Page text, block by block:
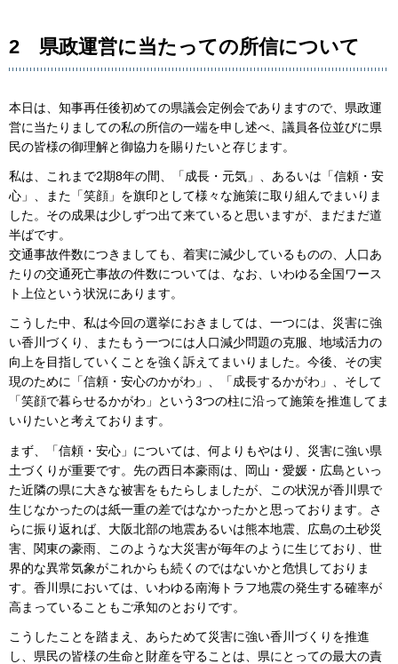
2 県政運営に当たっての所信について
本日は、知事再任後初めての県議会定例会でありますので、県政運
営に当たりましての私の所信の一端を申し述べ、議員各位並びに県
民の皆様の御理解と御協力を賜りたいと存じます。
私は、これまで2期8年の間、「成長・元気」、あるいは「信頼・安
心」、また「笑顔」を旗印として様々な施策に取り組んでまいりま
した。その成果は少しずつ出て来ていると思いますが、まだまだ道
半ばです。
交通事故件数につきましても、着実に減少しているものの、人口あ
たりの交通死亡事故の件数については、なお、いわゆる全国ワース
ト上位という状況にあります。
こうした中、私は今回の選挙におきましては、一つには、災害に強
い香川づくり、またもう一つには人口減少問題の克服、地域活力の
向上を目指していくことを強く訴えてまいりました。今後、その実
現のために「信頼・安心のかがわ」、「成長するかがわ」、そして
「笑顔で暮らせるかがわ」という3つの柱に沿って施策を推進してま
いりたいと考えております。
まず、「信頼・安心」については、何よりもやはり、災害に強い県
土づくりが重要です。先の西日本豪雨は、岡山・愛媛・広島といっ
た近隣の県に大きな被害をもたらしましたが、この状況が香川県で
生じなかったのは紙一重の差ではなかったかと思っております。さ
らに振り返れば、大阪北部の地震あるいは熊本地震、広島の土砂災
害、関東の豪雨、このような大災害が毎年のように生じており、世
界的な異常気象がこれからも続くのではないかと危惧しておりま
す。香川県においては、いわゆる南海トラフ地震の発生する確率が
高まっていることもご承知のとおりです。
こうしたことを踏まえ、あらためて災害に強い香川づくりを推進
し、県民の皆様の生命と財産を守ることは、県にとっての最大の責